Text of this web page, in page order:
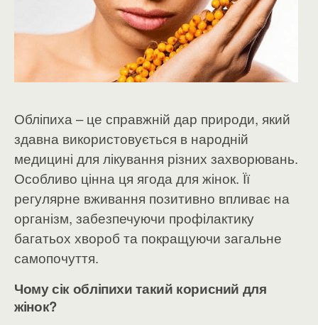
Обліпиха – це справжній дар природи, який
здавна використовується в народній
медицині для лікування різних захворювань.
Особливо цінна ця ягода для жінок. Її
регулярне вживання позитивно впливає на
організм, забезпечуючи профілактику
багатьох хвороб та покращуючи загальне
самопочуття.
Чому сік обліпихи такий корисний для
жінок?